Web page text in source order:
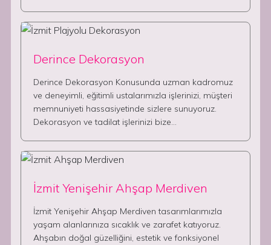
Derince Dekorasyon
Derince Dekorasyon Konusunda uzman kadromuz
ve deneyimli, eğitimli ustalarımızla işlerinizi, müşteri
memnuniyeti hassasiyetinde sizlere sunuyoruz.
Dekorasyon ve tadilat işlerinizi bize…
İzmit Yenişehir Ahşap Merdiven
İzmit Yenişehir Ahşap Merdiven tasarımlarımızla
yaşam alanlarınıza sıcaklık ve zarafet katıyoruz.
Ahşabın doğal güzelliğini, estetik ve fonksiyonel